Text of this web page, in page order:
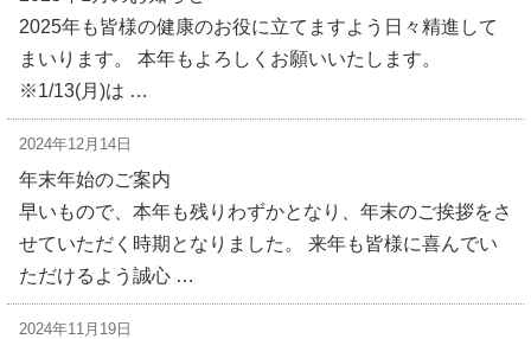
2025年も皆様の健康のお役に立てますよう日々精進して
まいります。 本年もよろしくお願いいたします。
※1/13(月)は …
2024年12月14日
年末年始のご案内
早いもので、本年も残りわずかとなり、年末のご挨拶をさ
せていただく時期となりました。 来年も皆様に喜んでい
ただけるよう誠心 …
2024年11月19日